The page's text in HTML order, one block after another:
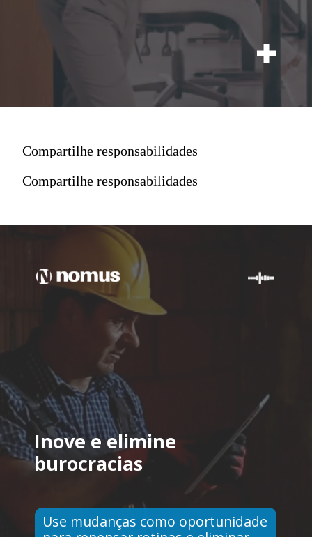
Compartilhe responsabilidades
Compartilhe responsabilidades
Inove e elimine
burocracias
Use mudanças como oportunidade